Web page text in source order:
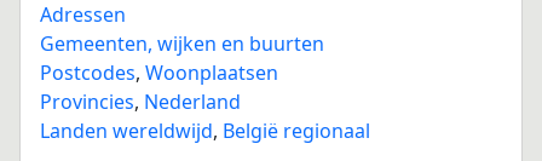
Adressen
Gemeenten, wijken en buurten
Postcodes, Woonplaatsen
Provincies, Nederland
Landen wereldwijd, België regionaal